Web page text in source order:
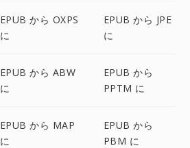
EPUB から OXPS
に
EPUB から JPE
に
EPUB から ABW
に
EPUB から
PPTM に
EPUB から MAP
に
EPUB から
PBM に